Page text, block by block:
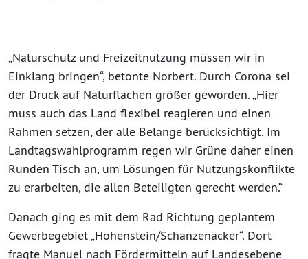
„Naturschutz und Freizeitnutzung müssen wir in
Einklang bringen“, betonte Norbert. Durch Corona sei
der Druck auf Naturflächen größer geworden. „Hier
muss auch das Land flexibel reagieren und einen
Rahmen setzen, der alle Belange berücksichtigt. Im
Landtagswahlprogramm regen wir Grüne daher einen
Runden Tisch an, um Lösungen für Nutzungskonflikte
zu erarbeiten, die allen Beteiligten gerecht werden.“
Danach ging es mit dem Rad Richtung geplantem
Gewerbegebiet „Hohenstein/Schanzenäcker“. Dort
fragte Manuel nach Fördermitteln auf Landesebene